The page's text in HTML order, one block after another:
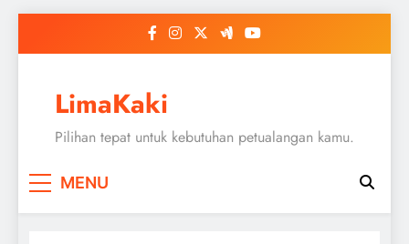
LimaKaki
Pilihan tepat untuk kebutuhan petualangan kamu.
MENU